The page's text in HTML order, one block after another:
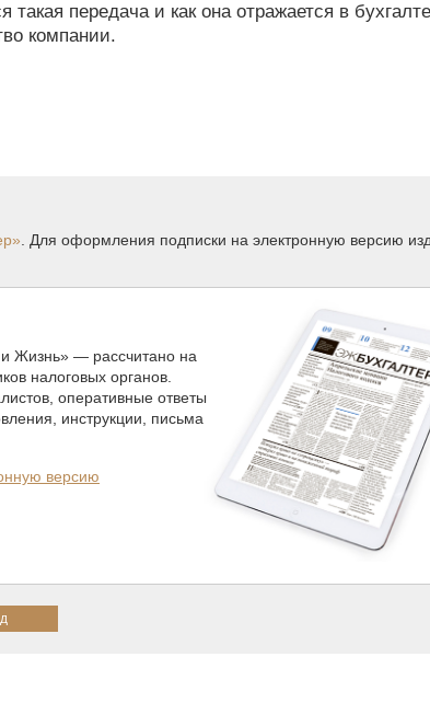
передача и как она отражается в
компании.
. Для оформления подписки на электронную версию
и Жизнь» — рассчитано на
налоговых органов.
оперативные ответы
инструкции, письма
версию